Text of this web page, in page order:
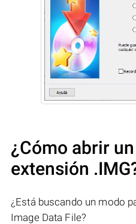
¿Cómo abrir
extensión
¿Está buscando un modo
Image Data File?